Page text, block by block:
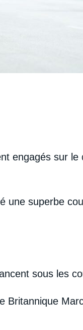
engagés sur
une superbe
sous les